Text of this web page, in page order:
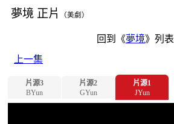
夢境 正片 （美劇）
回到《夢境》列表
上一集
片源3
BYun
片源2
GYun
片源1
JYun